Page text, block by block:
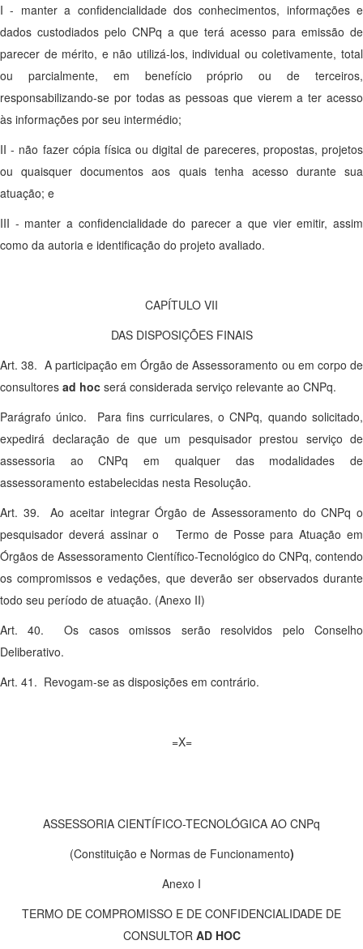
I - manter a confidencialidade dos conhecimentos, informações e
dados custodiados pelo CNPq a que terá acesso para emissão de
parecer de mérito, e não utilizá-los, individual ou coletivamente, total
ou parcialmente, em benefício próprio ou de terceiros,
responsabilizando-se por todas as pessoas que vierem a ter acesso
às informações por seu intermédio;
II - não fazer cópia física ou digital de pareceres, propostas, projetos
ou quaisquer documentos aos quais tenha acesso durante sua
atuação; e
III - manter a confidencialidade do parecer a que vier emitir, assim
como da autoria e identificação do projeto avaliado.
CAPÍTULO VII
DAS DISPOSIÇÕES FINAIS
Art. 38. A participação em Órgão de Assessoramento ou em corpo de
consultores ad hoc será considerada serviço relevante ao CNPq.
Parágrafo único. Para fins curriculares, o CNPq, quando solicitado,
expedirá declaração de que um pesquisador prestou serviço de
assessoria ao CNPq em qualquer das modalidades de
assessoramento estabelecidas nesta Resolução.
Art. 39. Ao aceitar integrar Órgão de Assessoramento do CNPq o
pesquisador deverá assinar o Termo de Posse para Atuação em
Órgãos de Assessoramento Científico-Tecnológico do CNPq, contendo
os compromissos e vedações, que deverão ser observados durante
todo seu período de atuação. (Anexo II)
Art. 40. Os casos omissos serão resolvidos pelo Conselho
Deliberativo.
Art. 41. Revogam-se as disposições em contrário.
=X=
ASSESSORIA CIENTÍFICO-TECNOLÓGICA AO CNPq
(Constituição e Normas de Funcionamento)
Anexo I
TERMO DE COMPROMISSO E DE CONFIDENCIALIDADE DE
CONSULTOR AD HOC